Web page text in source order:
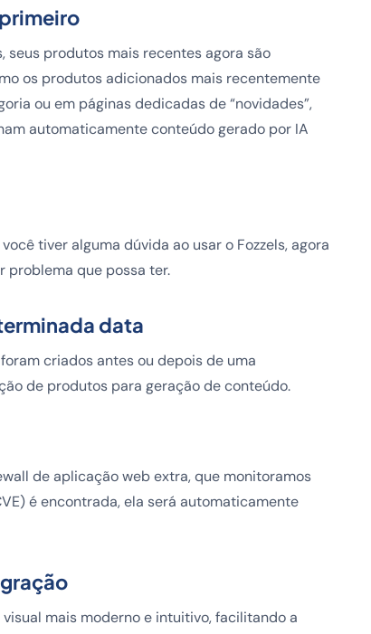
seus produtos mais recentes agora são
os produtos adicionados mais recentemente
ou em páginas dedicadas de “novidades”,
automaticamente conteúdo gerado por IA
tiver alguma dúvida ao usar o Fozzels, agora
problema que possa ter.
data
criados antes ou depois de uma
de produtos para geração de conteúdo.
de aplicação web extra, que monitoramos
é encontrada, ela será automaticamente
mais moderno e intuitivo, facilitando a